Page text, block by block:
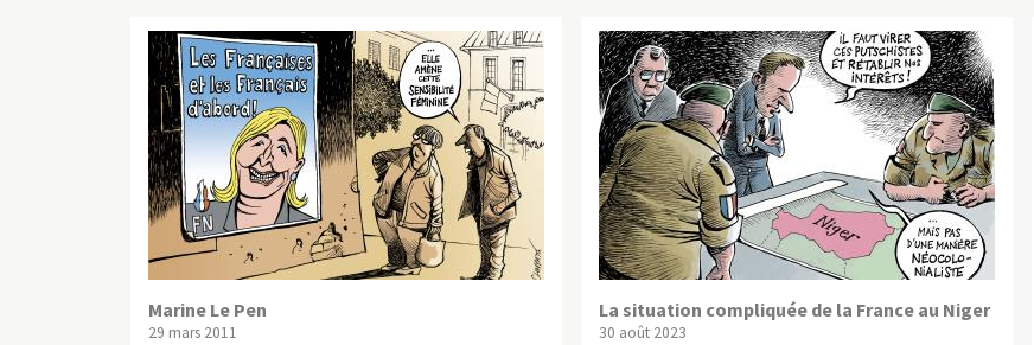
Marine Le Pen
29 mars 2011
La situation compliquée de la France au Niger
30 août 2023